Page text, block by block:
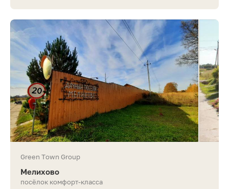
Green Town Group
Мелихово
посёлок комфорт-класса